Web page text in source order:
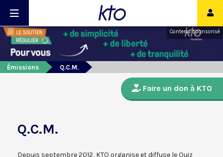
Contenu sponsorisé
Émissions Q.C.M.
Faire un don à KTO
Q.C.M.
Depuis septembre 2012, KTO organise et diffuse le Quiz